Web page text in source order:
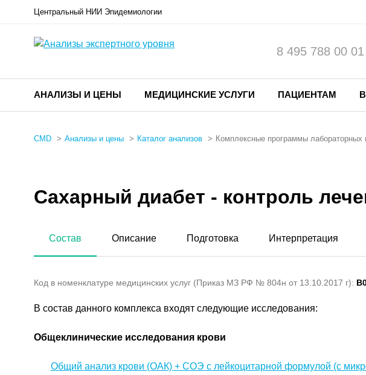
Центральный НИИ Эпидемиологии
8 495 788 00 01
АНАЛИЗЫ И ЦЕНЫ МЕДИЦИНСКИЕ УСЛУГИ ПАЦИЕНТАМ
CMD Анализы и цены Каталог анализов Комплексные программы лабораторных
Сахарный диабет - контроль
Состав Описание Подготовка Интерпретация
Код в номенклатуре медицинских услуг (Приказ МЗ РФ № 804н от 13.10.2017 г):
В состав данного комплекса входят следующие исследования:
Общеклинические исследования крови
Общий анализ крови (ОАК) + СОЭ с лейкоцитарной формулой (с